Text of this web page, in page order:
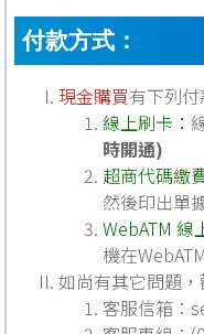
付款方式：
現金購買有下列付
線上刷卡：
時開通)
超商代碼繳
然後印出單
WebATM 線
機在
如尚有其它問題
客服信箱：